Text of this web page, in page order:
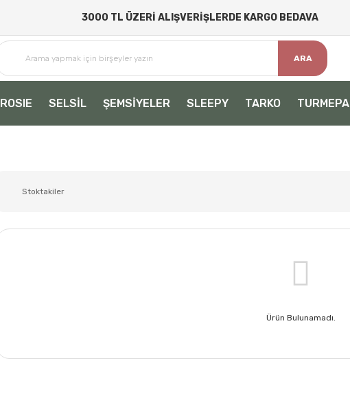
3000 TL ÜZERİ ALIŞVERİŞLERDE KARGO BEDAVA
ARA
ROSIE SELSİL ŞEMSİYELER SLEEPY TARKO TURMEPA
Stoktakiler
Ürün Bulunamadı.